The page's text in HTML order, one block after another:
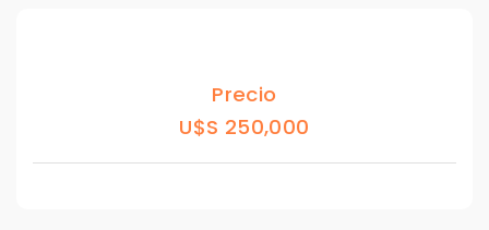
Precio
U$S 250,000
Para responderte